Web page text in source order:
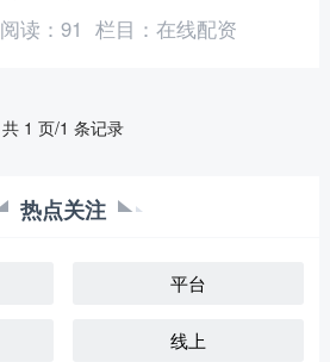
将于2024年8月26日派发末期股息每股
0.....
阅读： 91 栏目： 在线配资
共 1 页/1 条记录
热点关注
平台
线上